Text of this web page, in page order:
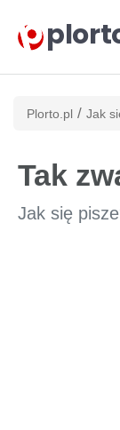
Plorto.pl / Jak
Tak
Jak się